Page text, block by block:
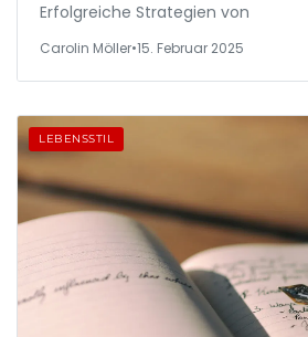
Erfolgreiche Strategien von
Carolin Möller•15. Februar 2025
LEBENSSTIL